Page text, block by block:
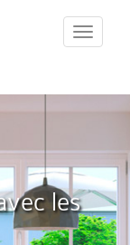
::Menu::
les